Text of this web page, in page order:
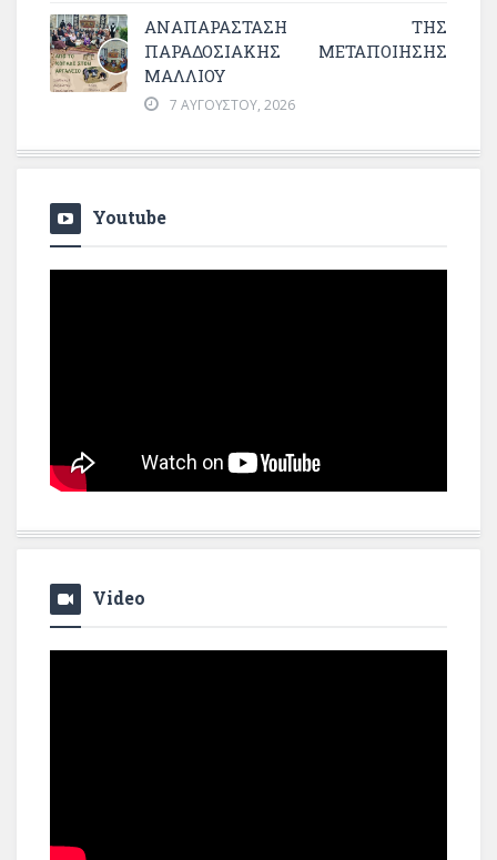
ΑΝΑΠΑΡΆΣΤΑΣΗ ΤΗΣ
ΠΑΡΑΔΟΣΙΑΚΉΣ ΜΕΤΑΠΟΊΗΣΗΣ
ΜΑΛΛΙΟΎ
7 ΑΥΓΟΎΣΤΟΥ, 2026
Youtube
Video